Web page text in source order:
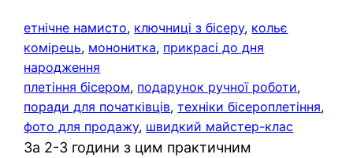
етнічне намисто, ключниці з бісеру, кольє
комірець, мононитка, прикрасі до дня
народження
плетіння бісером, подарунок ручної роботи
поради для початківців, техніки бісероплетіння
фото для продажу, швидкий майстер-клас
За 2-3 години з цим практичним